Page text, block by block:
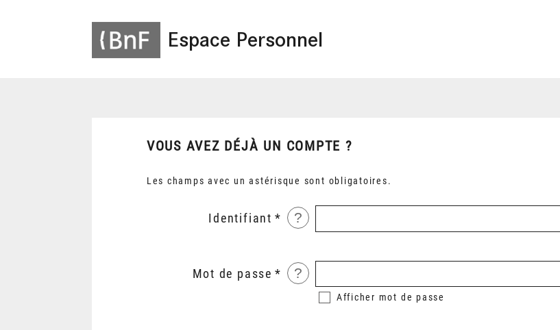
Espace Personnel
VOUS AVEZ DÉJÀ UN COMPTE ?
Les champs avec un astérisque sont obligatoires.
Identifiant ?
Mot de passe ?
Afficher mot de passe